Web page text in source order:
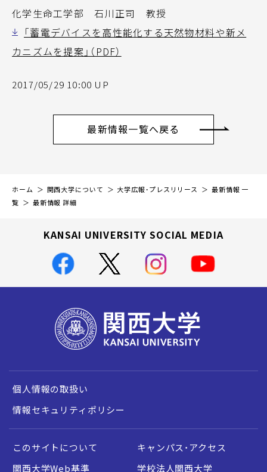
化学生命工学部 石川正司 教授
「蓄電デバイスを高性能化する天然物材料や新メ
カニズムを提案」（PDF）
2017/05/29 10:00 UP
最新情報一覧へ戻る
ホーム 関西大学について 大学広報・プレスリリース
最新情報 一
覧
最新情報 詳細
KANSAI UNIVERSITY SOCIAL MEDIA
個人情報の取扱い
情報セキュリティポリシー
このサイトについて
キャンパス・アクセス
関西大学Web基準
学校法人関西大学